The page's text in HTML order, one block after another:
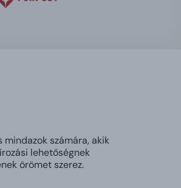
számára, akik
lehetőségnek
örömet szerez.